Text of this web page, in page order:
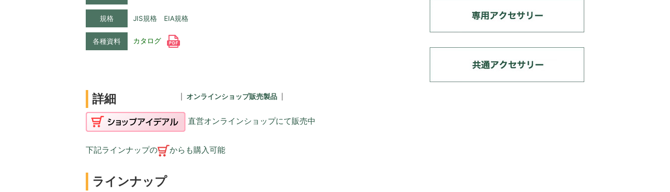
規格 JIS規格 EIA規格
各種資料 カタログ
詳細 オンラインショップ販売製品
直営オンラインショップにて販売中
下記ラインナップの からも購入可能
ラインナップ